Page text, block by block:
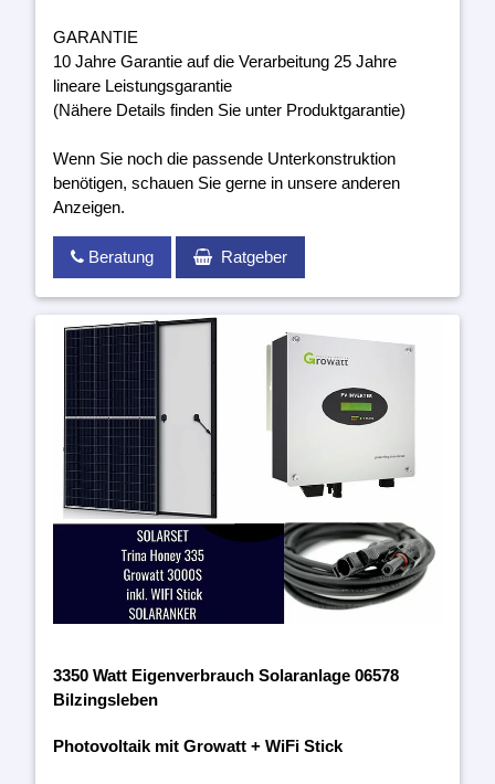
GARANTIE
10 Jahre Garantie auf die Verarbeitung 25 Jahre
lineare Leistungsgarantie
(Nähere Details finden Sie unter Produktgarantie)
Wenn Sie noch die passende Unterkonstruktion
benötigen, schauen Sie gerne in unsere anderen
Anzeigen.
Beratung Ratgeber
3350 Watt Eigenverbrauch Solaranlage 06578
Bilzingsleben
Photovoltaik mit Growatt + WiFi Stick